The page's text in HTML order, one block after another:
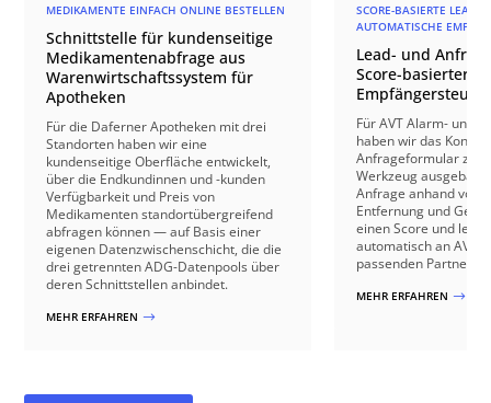
MEDIKAMENTE EINFACH ONLINE BESTELLEN
Schnittstelle für kundenseitige
Medikamentenabfrage aus
Warenwirtschaftssystem für
Apotheken
Für die Daferner Apotheken mit drei
Standorten haben wir eine
kundenseitige Oberfläche entwickelt,
über die Endkundinnen und -kunden
Verfügbarkeit und Preis von
Medikamenten standortübergreifend
abfragen können — auf Basis einer
eigenen Datenzwischenschicht, die die
drei getrennten ADG-Datenpools über
deren Schnittstellen anbindet.
MEHR ERFAHREN $
SCORE-BASIERTE LEAD-
AUTOMATISCHE
Lead- und
Score-basierter
Für AVT Alarm- und
haben wir das
Anfrageformular zu
Werkzeug
Anfrage anhand von
Entfernung und
einen Score und
automatisch an AVT
passenden
MEHR ERFAHREN $